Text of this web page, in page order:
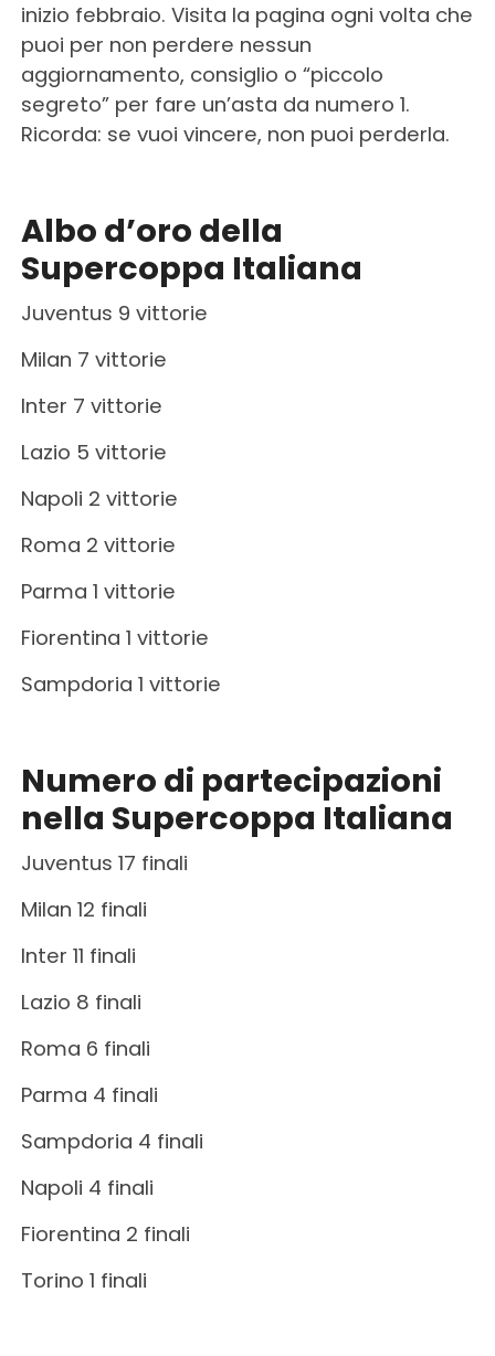
inizio febbraio. Visita la pagina ogni volta che
puoi per non perdere nessun
aggiornamento, consiglio o “piccolo
segreto” per fare un’asta da numero 1.
Ricorda: se vuoi vincere, non puoi perderla.
Albo d’oro della
Supercoppa Italiana
Juventus 9 vittorie
Milan 7 vittorie
Inter 7 vittorie
Lazio 5 vittorie
Napoli 2 vittorie
Roma 2 vittorie
Parma 1 vittorie
Fiorentina 1 vittorie
Sampdoria 1 vittorie
Numero di partecipazioni
nella Supercoppa Italiana
Juventus 17 finali
Milan 12 finali
Inter 11 finali
Lazio 8 finali
Roma 6 finali
Parma 4 finali
Sampdoria 4 finali
Napoli 4 finali
Fiorentina 2 finali
Torino 1 finali